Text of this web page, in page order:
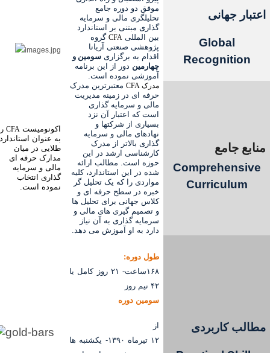
اعتبار جهانی
Global
Recognition
موفق دو دوره جامع
تحلیلگری مالی و سرمایه
گذاری مبتنی بر استاندارد
بین المللیCFA گروه
پژوهشی صنعتی آریانا
اقدام به برگزاریسومین و
چهارمین دور از این برنامه
آموزشی نموده است.
منابع جامع
Comprehensive
Curriculum
مدرک CFA
معتبرترین مدرک
حرفه ای در زمینه مدیریت
مالی و سرمایه گذاری
است که اعتبار آن نزد
بسیاری از شرکتها و
نهادهای مالی و سرمایه
گذاری بالاتر از مدرک
کارشناسی ارشد در این
حوزه است. مطالب ارائه
شده در این استاندارد، کلیه
مواردی را که یک تحلیل گر
خبره در سطح حرفه ای و
کلاس جهانی برای تحلیل ها
و تصمیم گیری های مالی و
سرمایه گذاری به آن نیاز
دارد به او آموزش می دهد.
اکونومیستCFA
به عنوان
طلایی در میان
مدارک حرفه ای
مالی و سرمایه
گذاری انتخاب
نموده است.
مطالب کاربردی
طول دوره:
۱۶۸ساعت- ۲۱ روز کامل یا
۴۲ نیم روز
سومین دوره
از
۱۲ تیرماه ۱۳۹۰- یکشنبه ها